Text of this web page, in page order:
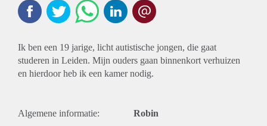
Ik ben een 19 jarige, licht autistische jongen, die gaat
studeren in Leiden. Mijn ouders gaan binnenkort verhuizen
en hierdoor heb ik een kamer nodig.
Algemene informatie: Robin